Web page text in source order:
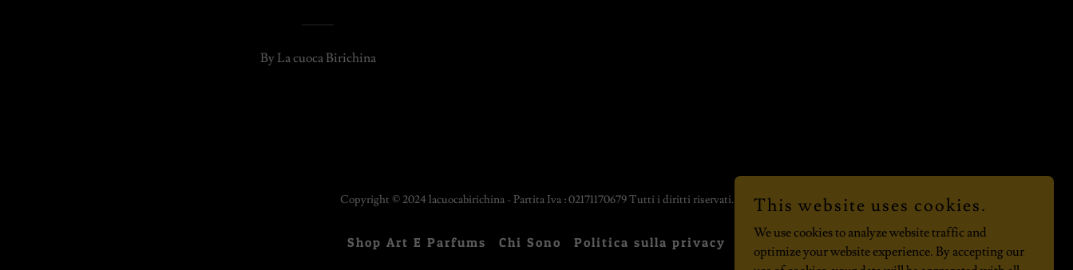
By La cuoca Birichina
Copyright © 2024 lacuocabirichina - Partita Iva : 02171170679 Tutti i diritti riservati.
Shop Art E Parfums Chi Sono Politica sulla privacy
This website uses cookies.
We use cookies to analyze website traffic and
optimize your website experience. By accepting our